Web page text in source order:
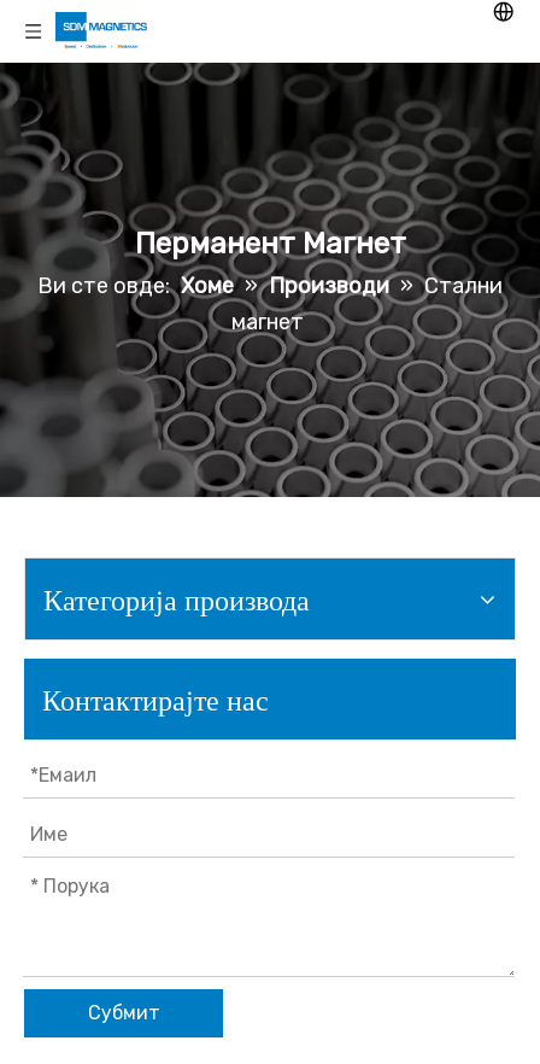
Перманент Магнет
Ви сте овде: Хоме » Производи » Стални
магнет
Категорија производа
Контактирајте нас
Субмит